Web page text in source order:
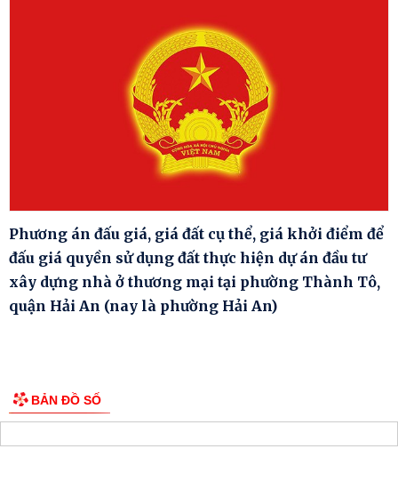
Phương án đấu giá, giá đất cụ thể, giá khởi điểm để
đấu giá quyền sử dụng đất thực hiện dự án đầu tư
xây dựng nhà ở thương mại tại phường Thành Tô,
quận Hải An (nay là phường Hải An)
BẢN ĐỒ SỐ